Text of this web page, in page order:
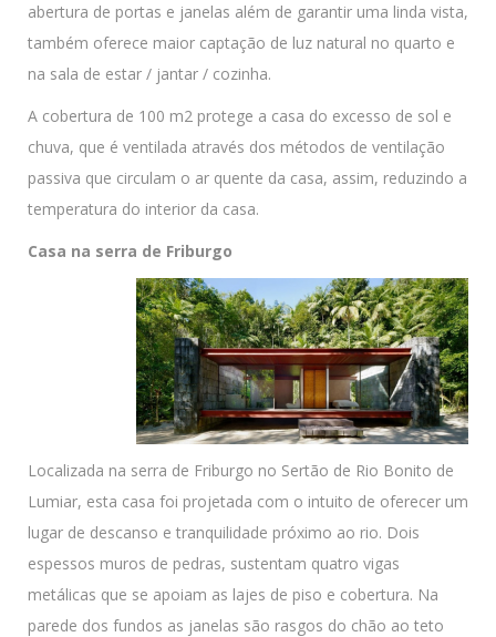
abertura de portas e janelas além de garantir uma linda vista,
também oferece maior captação de luz natural no quarto e
na sala de estar / jantar / cozinha.
A cobertura de 100 m2 protege a casa do excesso de sol e
chuva, que é ventilada através dos métodos de ventilação
passiva que circulam o ar quente da casa, assim, reduzindo a
temperatura do interior da casa.
Casa na serra de Friburgo
Localizada na serra de Friburgo no Sertão de Rio Bonito de
Lumiar, esta casa foi projetada com o intuito de oferecer um
lugar de descanso e tranquilidade próximo ao rio. Dois
espessos muros de pedras, sustentam quatro vigas
metálicas que se apoiam as lajes de piso e cobertura. Na
parede dos fundos as janelas são rasgos do chão ao teto